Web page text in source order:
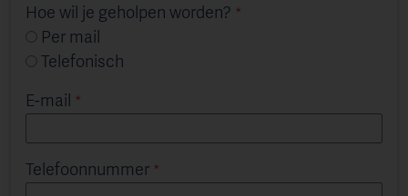
Hoe wil je geholpen worden?
Per mail
Telefonisch
E-mail
Telefoonnummer